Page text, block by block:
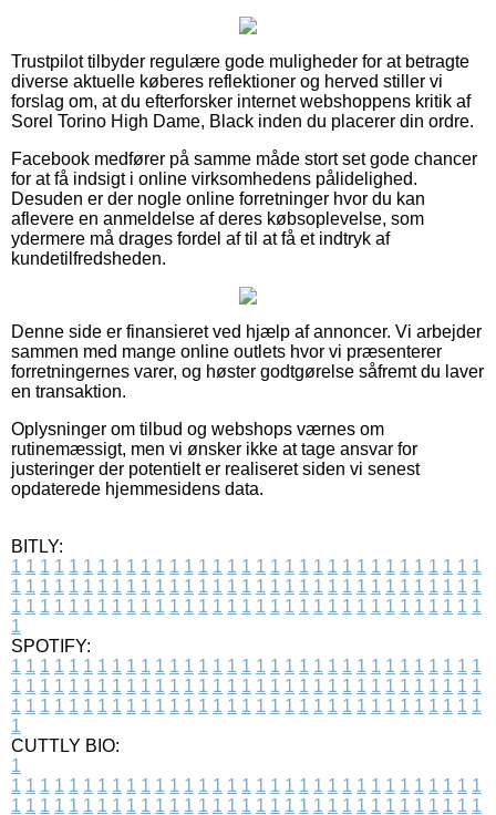
Trustpilot tilbyder regulære gode muligheder for at betragte
diverse aktuelle køberes reflektioner og herved stiller vi
forslag om, at du efterforsker internet webshoppens kritik af
Sorel Torino High Dame, Black inden du placerer din ordre.
Facebook medfører på samme måde stort set gode chancer
for at få indsigt i online virksomhedens pålidelighed.
Desuden er der nogle online forretninger hvor du kan
aflevere en anmeldelse af deres købsoplevelse, som
ydermere må drages fordel af til at få et indtryk af
kundetilfredsheden.
Denne side er finansieret ved hjælp af annoncer. Vi arbejder
sammen med mange online outlets hvor vi præsenterer
forretningernes varer, og høster godtgørelse såfremt du laver
en transaktion.
Oplysninger om tilbud og webshops værnes om
rutinemæssigt, men vi ønsker ikke at tage ansvar for
justeringer der potentielt er realiseret siden vi senest
opdaterede hjemmesidens data.
BITLY:
1 1 1 1 1 1 1 1 1 1 1 1 1 1 1 1 1 1 1 1 1 1 1 1 1 1 1 1 1 1 1 1 1
1 1 1 1 1 1 1 1 1 1 1 1 1 1 1 1 1 1 1 1 1 1 1 1 1 1 1 1 1 1 1 1 1
1 1 1 1 1 1 1 1 1 1 1 1 1 1 1 1 1 1 1 1 1 1 1 1 1 1 1 1 1 1 1 1 1
1
SPOTIFY:
1 1 1 1 1 1 1 1 1 1 1 1 1 1 1 1 1 1 1 1 1 1 1 1 1 1 1 1 1 1 1 1 1
1 1 1 1 1 1 1 1 1 1 1 1 1 1 1 1 1 1 1 1 1 1 1 1 1 1 1 1 1 1 1 1 1
1 1 1 1 1 1 1 1 1 1 1 1 1 1 1 1 1 1 1 1 1 1 1 1 1 1 1 1 1 1 1 1 1
1
CUTTLY BIO:
1
1 1 1 1 1 1 1 1 1 1 1 1 1 1 1 1 1 1 1 1 1 1 1 1 1 1 1 1 1 1 1 1 1
1 1 1 1 1 1 1 1 1 1 1 1 1 1 1 1 1 1 1 1 1 1 1 1 1 1 1 1 1 1 1 1 1